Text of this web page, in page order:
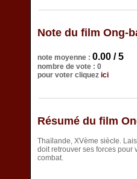
Note du film Ong-
note moyenne : 0.00 / 5
nombre de vote : 0
pour voter cliquez ici
Résumé du film
Thaïlande, XVème siècle.
doit retrouver ses forces pour
combat.